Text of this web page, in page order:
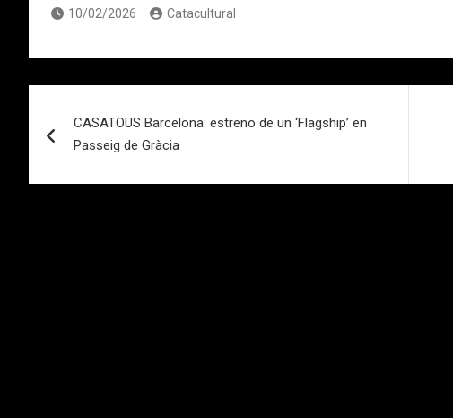
10/02/2026 Catacultural
de
entradas
CASATOUS Barcelona: estreno de un ‘Flagship’ en
Passeig de Gràcia